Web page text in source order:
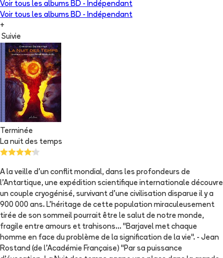
Voir tous les albums BD - Indépendant
Voir tous les albums BD - Indépendant
+
Suivie
Terminée
La nuit des temps
A la veille d'un conflit mondial, dans les profondeurs de
l'Antartique, une expédition scientifique internationale découvre
un couple cryogénisé, survivant d'une civilisation disparue il y a
900 000 ans. L'héritage de cette population miraculeusement
tirée de son sommeil pourrait être le salut de notre monde,
fragile entre amours et trahisons... "Barjavel met chaque
homme en face du problème de la signification de la vie". - Jean
Rostand (de l'Académie Française) "Par sa puissance